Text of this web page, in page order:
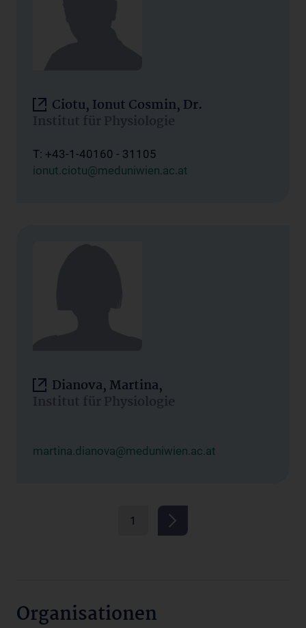
Ciotu, Ionut Cosmin, Dr.
Institut für Physiologie
T: +43-1-40160 - 31105
ionut.ciotu@meduniwien.ac.at
Dianova, Martina,
Institut für Physiologie
martina.dianova@meduniwien.ac.at
1
Organisationen